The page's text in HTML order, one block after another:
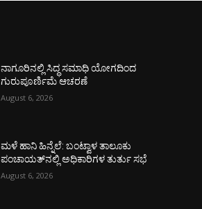
ನಾಗೂರಿನಲ್ಲಿ ಸಿದ್ಧ ಸಮಾಧಿ ಯೋಗದಿಂದ
ಗುರುಪೂರ್ಣಿಮೆ ಆಚರಣೆ
August 6, 2026
ಮಳೆ ಹಾನಿ ಹಿನ್ನೆಲೆ: ಬಂಟ್ವಾಳ ತಾಲೂಕು
ಪಂಚಾಯತ್‌ನಲ್ಲಿ ಅಧಿಕಾರಿಗಳ ತುರ್ತು ಸಭೆ
August 6, 2026